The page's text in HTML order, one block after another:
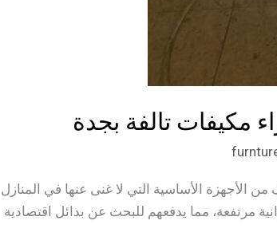
الأساسية التي لا غنى عنها في المنازل
مرتفعة، مما يدفعهم للبحث عن بدائل اقتصادية